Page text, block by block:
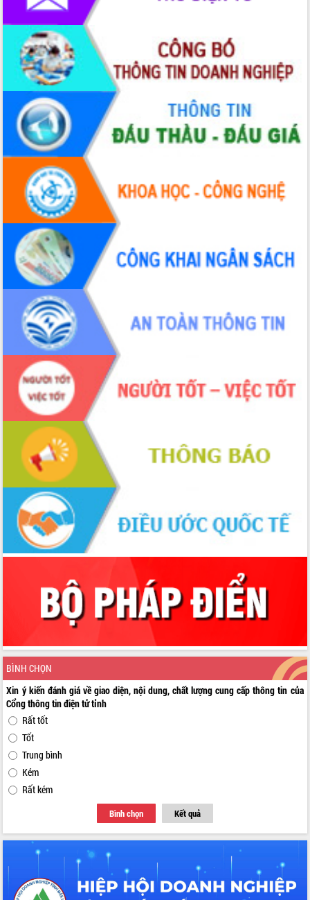
BÌNH CHỌN
Xin ý kiến đánh giá về giao diện, nội dung, chất lượng cung cấp thông tin của
Cổng thông tin điện tử tỉnh
Rất tốt
Tốt
Trung bình
Kém
Rất kém
Bình chọn Kết quả